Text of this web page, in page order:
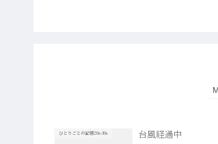
ひとりごとの記憶20s-30s 台風経過中